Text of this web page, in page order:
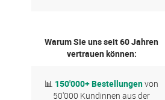
Nutritious
Perfectionist Pro
Concealer
Warum Sie uns seit 60 Jahren
vertrauen können:
📊 150'000+ Bestellungenvon
50'000 Kundinnen aus der